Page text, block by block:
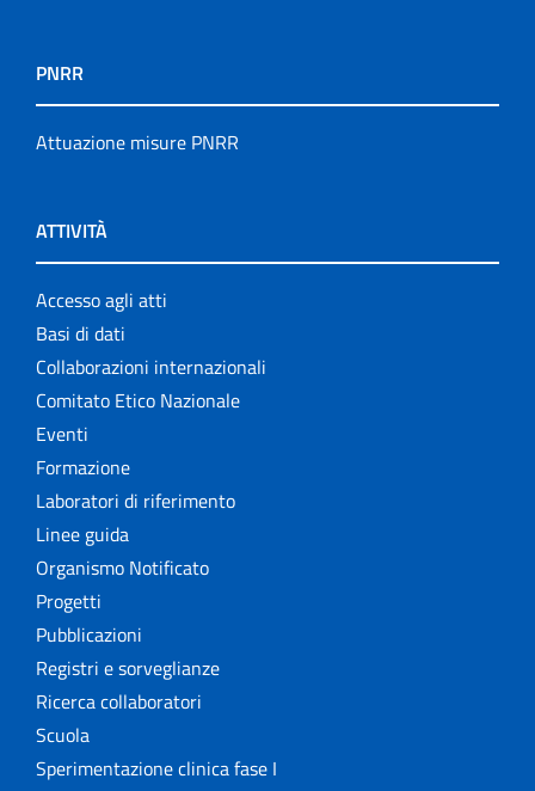
PNRR
Attuazione misure PNRR
ATTIVITÀ
Accesso agli atti
Basi di dati
Collaborazioni internazionali
Comitato Etico Nazionale
Eventi
Formazione
Laboratori di riferimento
Linee guida
Organismo Notificato
Progetti
Pubblicazioni
Registri e sorveglianze
Ricerca collaboratori
Scuola
Sperimentazione clinica fase I